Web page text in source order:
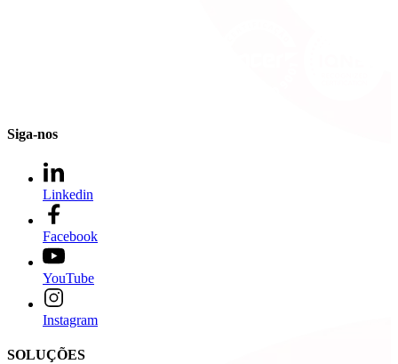
Siga-nos
Linkedin
Facebook
YouTube
Instagram
SOLUÇÕES